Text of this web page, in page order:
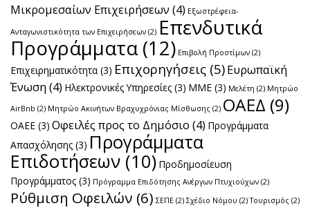
Μικρομεσαίων Επιχειρήσεων (4) Εξωστρέφεια-
Ανταγωνιστικότητα των Επιχειρήσεων (2) Επενδυτικά
Προγράμματα (12) Επιβολή Προστίμων (2)
Επιχειρηματικότητα (3) Επιχορηγήσεις (5)Ευρωπαϊκή
Ένωση(4) Ηλεκτρονικές Υπηρεσίες (3) ΜΜΕ (3) Μελέτη (2) Μητρώο
AirBnb (2) Μητρώο Ακινήτων Βραχυχρόνιας Μίσθωσης (2) ΟΑΕΔ (9)
ΟΑΕΕ (3) Οφειλές προς το Δημόσιο (4) Προγράμματα
Απασχόλησης (3) Προγράμματα
Επιδοτήσεων (10) Προδημοσίευση
Προγράμματος (3) Πρόγραμμα Επιδότησης Ανέργων Πτυχιούχων (2)
Ρύθμιση Οφειλών (6) ΣΕΠΕ (2) Σχέδιο Νόμου (2) Τουρισμός (2)